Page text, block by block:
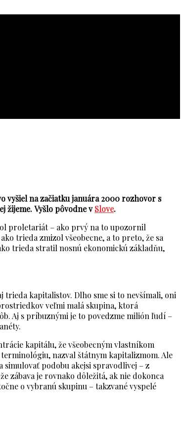
vyšiel na začiatku januára 2000 rozhovor s
žijeme.Vyšlo pôvodne vSlove.
proletariát – ako prvý na to upozornil
trieda zmizol všeobecne, a to preto, že sa
trieda stratil nosnú ekonomickú základňu,
kapitalistov. Dlho sme si to nevšímali, oni
veľmi malá skupina, ktorá
Aj s príbuznými je to povedzme milión ľudí –
kapitálu, že všeobecným vlastníkom
nazval štátnym kapitalizmom. Ale
podobu akejsi spravodlivej – z
zábava je rovnako dôležitá, ak nie dokonca
o vybranú skupinu – takzvané vyspelé